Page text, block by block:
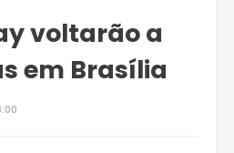
voltarão a
em Brasília